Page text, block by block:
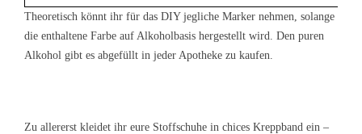
Theoretisch könnt ihr für das DIY jegliche Marker nehmen, solange
die enthaltene Farbe auf Alkoholbasis hergestellt wird. Den puren
Alkohol gibt es abgefüllt in jeder Apotheke zu kaufen.
Zu allererst kleidet ihr eure Stoffschuhe in chices Kreppband ein –